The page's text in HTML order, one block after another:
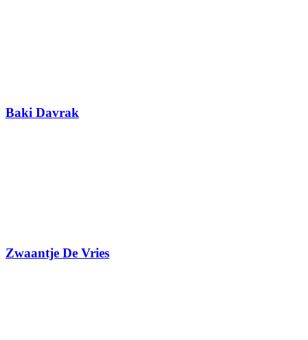
Baki Davrak
Zwaantje De Vries